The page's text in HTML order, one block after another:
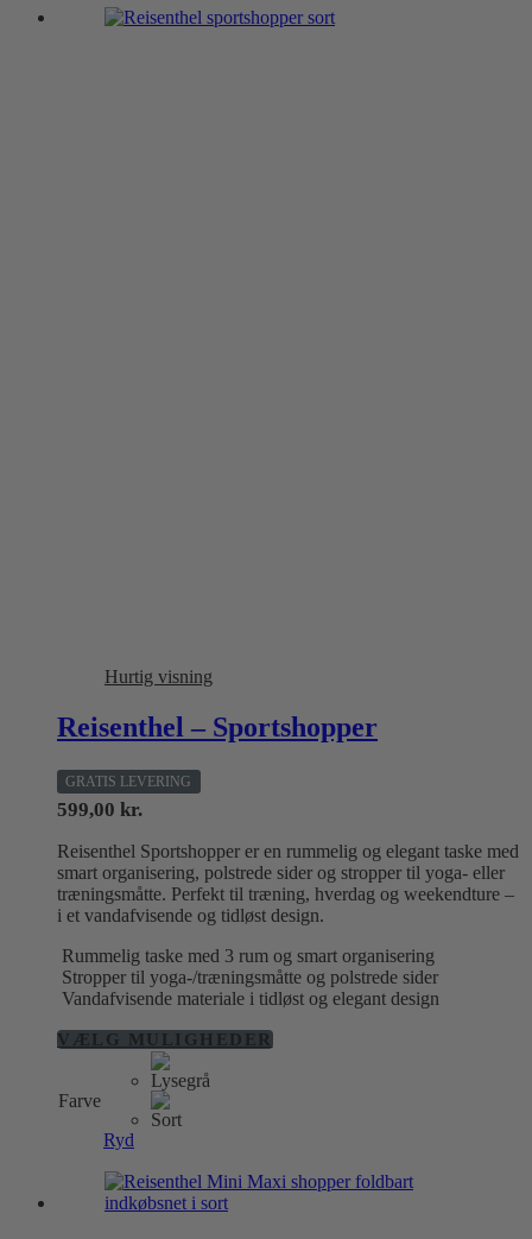
Mulighederne
Hurtig visning
Reisenthel – Sportshopper
GRATIS LEVERING
599,00 kr.
Reisenthel Sportshopper er en rummelig og elegant taske med
smart organisering, polstrede sider og stropper til yoga- eller
træningsmåtte. Perfekt til træning, hverdag og weekendture –
i et vandafvisende og tidløst design.
Rummelig taske med 3 rum og smart organisering
Stropper til yoga-/træningsmåtte og polstrede sider
Vandafvisende materiale i tidløst og elegant design
VÆLG MULIGHEDERDette
vælges
Farve
Ryd